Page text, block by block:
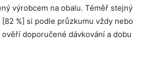
výrobcem na obalu. Téměř stejný
%] si podle průzkumu vždy nebo
doporučené dávkování a dobu